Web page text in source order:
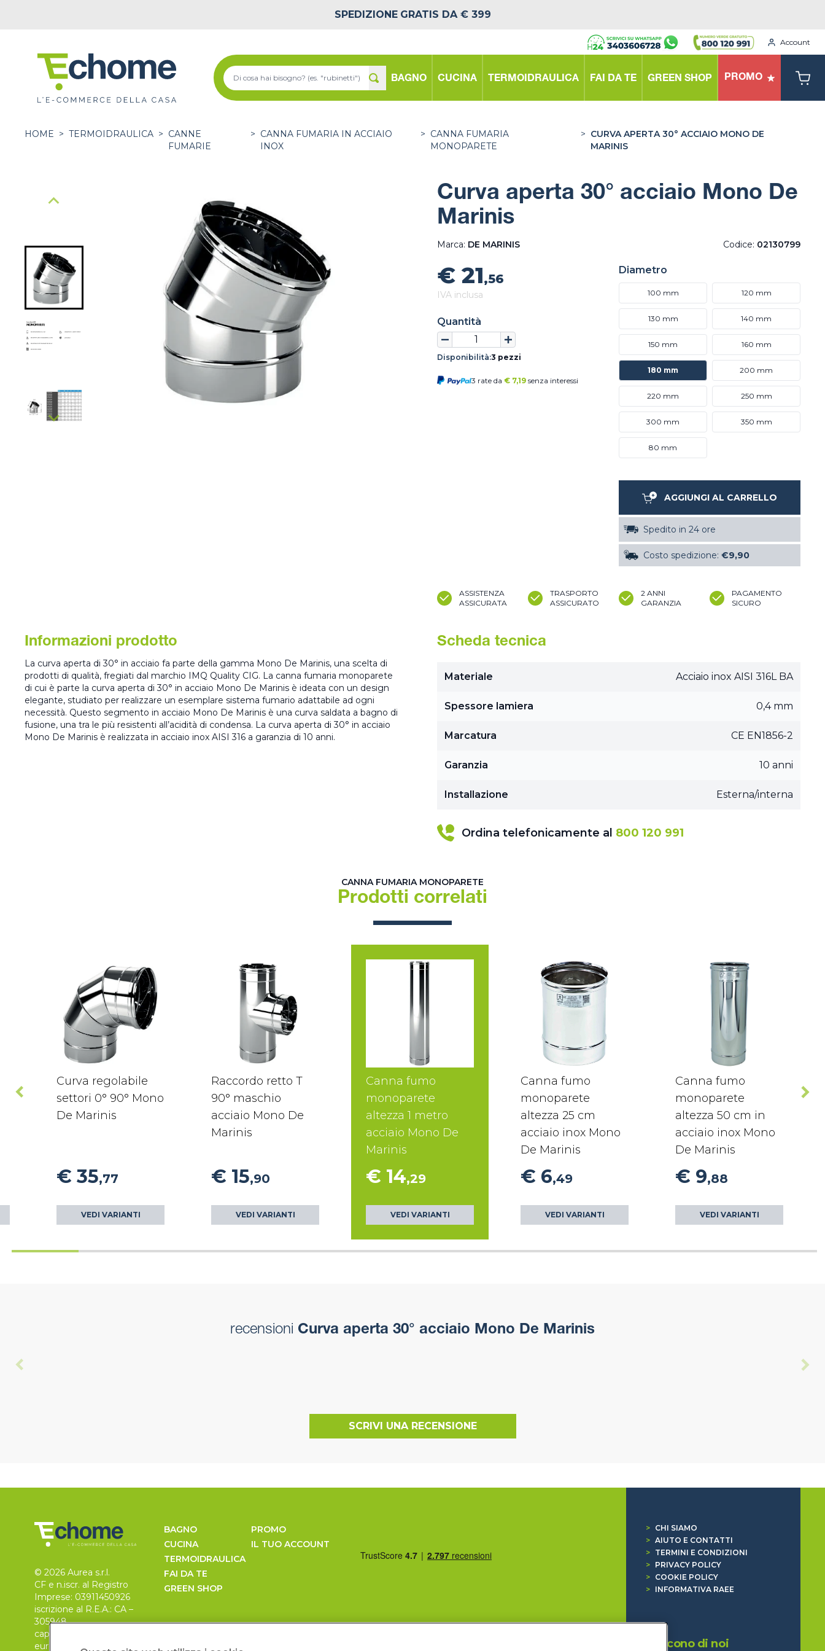
SPEDIZIONE GRATIS DA € 399
Account
BAGNO CUCINA TERMOIDRAULICA FAI DA TE GREEN SHOP PROMO
HOME > TERMOIDRAULICA > CANNE
FUMARIE
> CANNA FUMARIA IN ACCIAIO
INOX
> CANNA FUMARIA
MONOPARETE
> CURVA APERTA 30° ACCIAIO MONO DE
MARINIS
Curva aperta 30° acciaio Mono De
Marinis
Marca: DE MARINIS Codice: 02130799
€ 21,56
IVA inclusa
Quantità
Disponibilità:3 pezzi
3 rate da € 7,19 senza interessi
Diametro
100 mm 120 mm
130 mm 140 mm
150 mm 160 mm
180 mm 200 mm
220 mm 250 mm
300 mm 350 mm
80 mm
AGGIUNGI AL CARRELLO
Spedito in 24 ore
Costo spedizione: €9,90
ASSISTENZA
ASSICURATA
TRASPORTO
ASSICURATO
2 ANNI
GARANZIA
PAGAMENTO
SICURO
Informazioni prodotto
La curva aperta di 30° in acciaio fa parte della gamma Mono De Marinis, una scelta di
prodotti di qualità, fregiati dal marchio IMQ Quality CIG. La canna fumaria monoparete
di cui è parte la curva aperta di 30° in acciaio Mono De Marinis è ideata con un design
elegante, studiato per realizzare un esemplare sistema fumario adattabile ad ogni
necessità. Questo segmento in acciaio Mono De Marinis è una curva saldata a bagno di
fusione, una tra le più resistenti all’acidità di condensa. La curva aperta di 30° in acciaio
Mono De Marinis è realizzata in acciaio inox AISI 316 a garanzia di 10 anni.
Scheda tecnica
Materiale Acciaio inox AISI 316L BA
Spessore lamiera 0,4 mm
Marcatura CE EN1856-2
Garanzia 10 anni
Installazione Esterna/interna
Ordina telefonicamente al 800 120 991
CANNA FUMARIA MONOPARETE
Prodotti correlati
Curva regolabile
settori 0° 90° Mono
De Marinis
€ 35,77
VEDI VARIANTI
Raccordo retto T
90° maschio
acciaio Mono De
Marinis
€ 15,90
VEDI VARIANTI
Canna fumo
monoparete
altezza 1 metro
acciaio Mono De
Marinis
€ 14,29
VEDI VARIANTI
Canna fumo
monoparete
altezza 25 cm
acciaio inox Mono
De Marinis
€ 6,49
VEDI VARIANTI
Canna fumo
monoparete
altezza 50 cm in
acciaio inox Mono
De Marinis
€ 9,88
VEDI VARIANTI
recensioni Curva aperta 30° acciaio Mono De Marinis
SCRIVI UNA RECENSIONE
© 2026 Aurea s.r.l.
CF e n.iscr. al Registro
Imprese: 03911450926
iscrizione al R.E.A.: CA –
305948
capitale sociale 30.000
euro, i.v.
BAGNO
CUCINA
TERMOIDRAULICA
FAI DA TE
GREEN SHOP
PROMO
IL TUO ACCOUNT
>
CHI SIAMO
> AIUTO E CONTATTI
>
TERMINI E CONDIZIONI
>
PRIVACY POLICY
>
COOKIE POLICY
>
INFORMATIVA RAEE
Dicono di noi